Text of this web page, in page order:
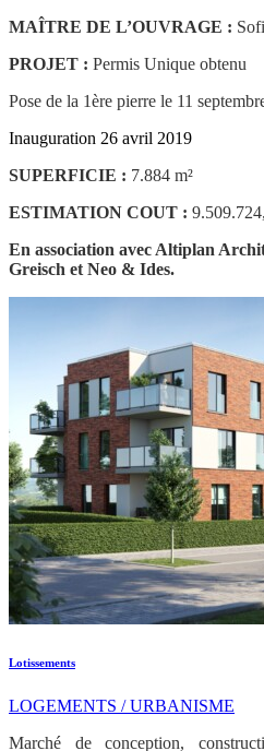
MAÎTRE DE L’OUVRAGE :
PROJET : Permis Unique obtenu
Pose de la 1ère pierre le 11
Inauguration 26 avril 2019
SUPERFICIE : 7.884 m²
ESTIMATION COUT :
En association avec Altiplan
Greisch et Neo & Ides.
Lotissements
LOGEMENTS / URBANISME
Marché de conception,